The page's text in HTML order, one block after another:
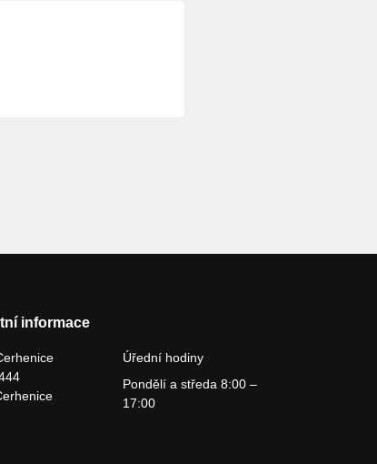
informace
Úřední hodiny
Pondělí a středa 8:00 –
17:00